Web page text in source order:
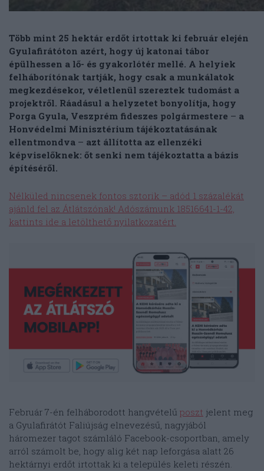
Több mint 25 hektár erdőt irtottak ki február elején
Gyulafirátóton azért, hogy új katonai tábor
épülhessen a lő- és gyakorlótér mellé. A helyiek
felháborítónak tartják, hogy csak a munkálatok
megkezdésekor, véletlenül szereztek tudomást a
projektről. Ráadásul a helyzetet bonyolítja, hogy
Porga Gyula, Veszprém fideszes polgármestere – a
Honvédelmi Minisztérium tájékoztatásának
ellentmondva – azt állította az ellenzéki
képviselőknek: őt senki nem tájékoztatta a bázis
építéséről.
Nélküled nincsenek fontos sztorik – adód 1 százalékát
ajánld fel az Átlátszónak! Adószámunk 18516641-1-42,
kattints ide a letölthető nyilatkozatért.
Február 7-én felháborodott hangvételű poszt jelent meg
a Gyulafirátót Faliújság elnevezésű, nagyjából
háromezer tagot számláló Facebook-csoportban, amely
arról számolt be, hogy alig két nap leforgása alatt 26
hektárnyi erdőt irtottak ki a település keleti részén.